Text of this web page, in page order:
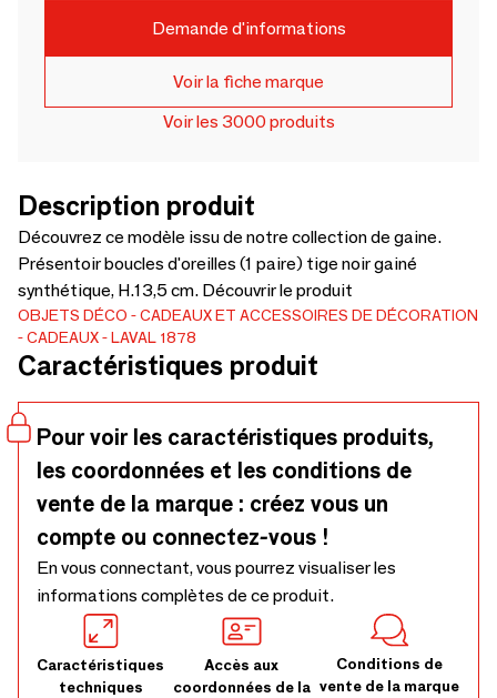
Demande d'informations
Voir la fiche marque
Voir les 3000 produits
Description produit
Découvrez ce modèle issu de notre collection de gaine.
Présentoir boucles d'oreilles (1 paire) tige noir gainé
synthétique, H.13,5 cm. Découvrir le produit
OBJETS DÉCO
CADEAUX ET ACCESSOIRES DE DÉCORATION
CADEAUX
LAVAL 1878
Caractéristiques produit
Pour voir les caractéristiques produits,
les coordonnées et les conditions de
vente de la marque : créez vous un
compte ou connectez-vous !
En vous connectant, vous pourrez visualiser les
informations complètes de ce produit.
Caractéristiques
techniques
Accès aux
coordonnées de la
Conditions de
vente de la marque